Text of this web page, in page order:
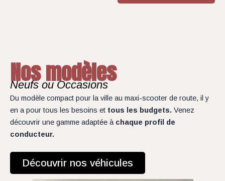
Nos modèles
Neufs ou Occasions
Du modèle compact pour la ville au maxi-scooter de route, il y
en a pour tous les besoins et tous les budgets. Venez
découvrir une gamme adaptée à chaque profil de
conducteur.
Découvrir nos véhicules